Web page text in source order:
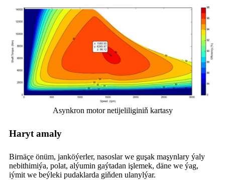
Asynkron motor netijeliliginiň kartasy
Haryt amaly
Birnäçe önüm, janköýerler, nasoslar we guşak maşynlary ýaly
nebithimiýa, polat, alýumin gaýtadan işlemek, däne we ýag,
iýmit we beýleki pudaklarda giňden ulanylýar.